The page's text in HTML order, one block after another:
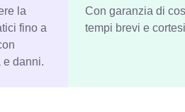
la
fino a
e danni.
Con garanzia di
tempi brevi e